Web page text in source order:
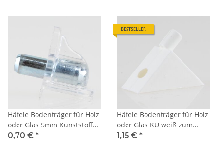
Häfele Bodenträger für Holz
oder Glas 5mm Kunststoff
transparent mit Stahlstift
0,70 € *
BESTSELLER
Häfele Bodenträger für Holz
oder Glas KU weiß zum
Einstecken in 5mm Bohrloch
1,15 € *